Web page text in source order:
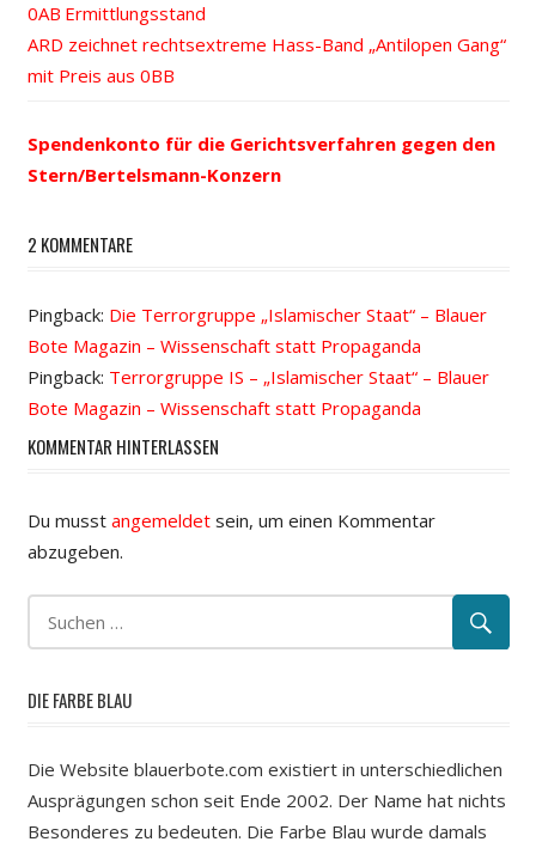
Beitrags-
Navigation
Vorheriger
Beitrag:
Ermittlungsstand
Nächster
Beitrag:
ARD zeichnet rechtsextreme Hass-Band „Antilopen Gang“
mit Preis aus
Spendenkonto für die Gerichtsverfahren gegen den
Stern/Bertelsmann-Konzern
2 KOMMENTARE
Pingback: Die Terrorgruppe „Islamischer Staat“ – Blauer
Bote Magazin – Wissenschaft statt Propaganda
Pingback: Terrorgruppe IS – „Islamischer Staat“ – Blauer
Bote Magazin – Wissenschaft statt Propaganda
KOMMENTAR HINTERLASSEN
Du musst angemeldetsein, um einen Kommentar
abzugeben.
DIE FARBE BLAU
Die Website blauerbote.com existiert in unterschiedlichen
Ausprägungen schon seit Ende 2002. Der Name hat nichts
Besonderes zu bedeuten. Die Farbe Blau wurde damals